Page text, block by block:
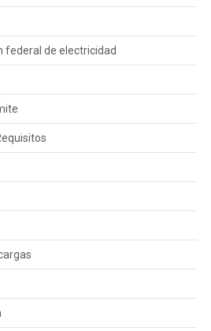
federal de electricidad